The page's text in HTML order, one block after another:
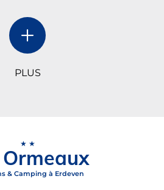
PLUS
★★
Ormeaux
& Camping à Erdeven